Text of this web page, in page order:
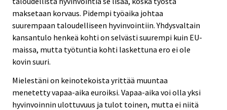
maksetaan korvaus. Pidempi työaika johtaa
suurempaan taloudelliseen hyvinvointiin. Yhdysvaltain
kansantulo henkeä kohti on selvästi suurempi kuin EU-
maissa, mutta työtuntia kohti laskettuna ero ei ole
kovin suuri.
Mielestäni on keinotekoista yrittää muuntaa
menetetty vapaa-aika euroiksi. Vapaa-aika voi olla yksi
hyvinvoinnin ulottuvuus ja tulot toinen, mutta ei niitä